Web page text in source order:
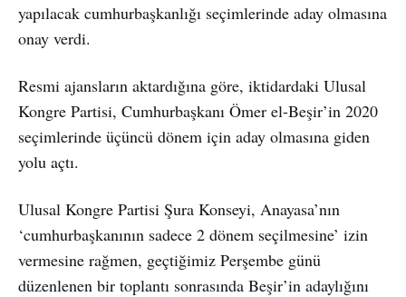
yapılacak cumhurbaşkanlığı seçimlerinde aday olmasına
onay verdi.
Resmi ajansların aktardığına göre, iktidardaki Ulusal
Kongre Partisi, Cumhurbaşkanı Ömer el-Beşir’in 2020
seçimlerinde üçüncü dönem için aday olmasına giden
yolu açtı.
Ulusal Kongre Partisi Şura Konseyi, Anayasa’nın
‘cumhurbaşkanının sadece 2 dönem seçilmesine’ izin
vermesine rağmen, geçtiğimiz Perşembe günü
düzenlenen bir toplantı sonrasında Beşir’in adaylığını